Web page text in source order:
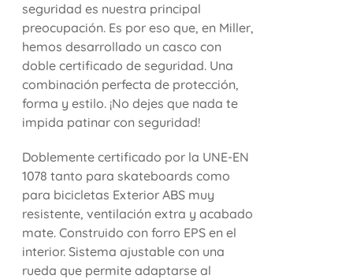
seguridad es nuestra principal
preocupación. Es por eso que, en Miller,
hemos desarrollado un casco con
doble certificado de seguridad. Una
combinación perfecta de protección,
forma y estilo. ¡No dejes que nada te
impida patinar con seguridad!
Doblemente certificado por la UNE-EN
1078 tanto para skateboards como
para bicicletas Exterior ABS muy
resistente, ventilación extra y acabado
mate. Construido con forro EPS en el
interior. Sistema ajustable con una
rueda que permite adaptarse al